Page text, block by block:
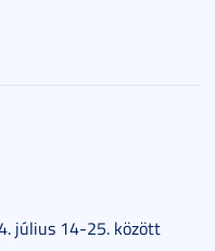
július 14-25. között